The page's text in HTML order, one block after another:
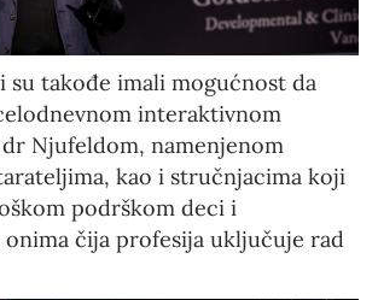
su takođe imali mogućnost da
interaktivnom
Njufeldom, namenjenom
kao i stručnjacima koji
podrškom deci i
čija profesija uključuje rad